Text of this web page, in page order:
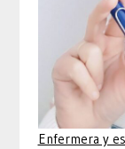
Enfermera y